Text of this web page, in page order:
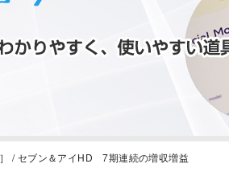
］ / セブン＆アイHD 7期連続の増収増益